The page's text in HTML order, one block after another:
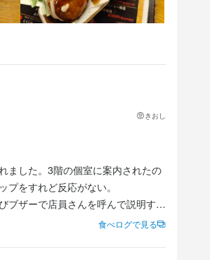
きおし
ました。3階の個室に案内されたの
をすれど反応がない。
ブザーで店員さんを呼んで説明する
食べログで見る